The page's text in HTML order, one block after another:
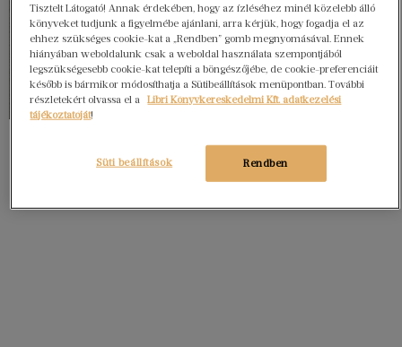
Tisztelt Látogató! Annak érdekében, hogy az ízléséhez minél közelebb álló
könyveket tudjunk a figyelmébe ajánlani, arra kérjük, hogy fogadja el az
ehhez szükséges cookie-kat a „Rendben” gomb megnyomásával. Ennek
hiányában weboldalunk csak a weboldal használata szempontjából
legszükségesebb cookie-kat telepíti a böngészőjébe, de cookie-preferenciáit
később is bármikor módosíthatja a Sütibeállítások menüpontban. További
részletekért olvassa el a
Libri Könyvkereskedelmi Kft. adatkezelési
tájékoztatóját!
Rendben
Süti beállítások